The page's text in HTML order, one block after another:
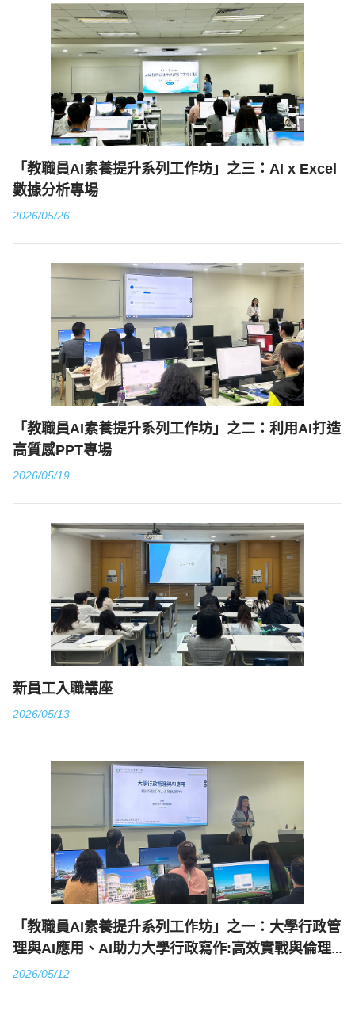
「教職員AI素養提升系列工作坊」之三：AI x Excel
數據分析專場
2026/05/26
「教職員AI素養提升系列工作坊」之二：利用AI打造
高質感PPT專場
2026/05/19
新員工入職講座
2026/05/13
「教職員AI素養提升系列工作坊」之一：大學行政管
理與AI應用、AI助力大學行政寫作:高效實戰與倫理
邊界
2026/05/12